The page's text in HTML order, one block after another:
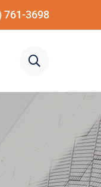
761-3698